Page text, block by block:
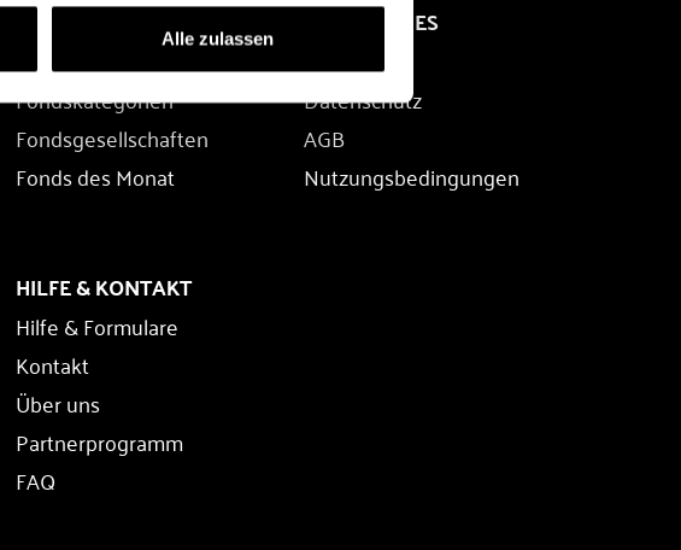
Alle zulassen
FONDS
Fondssuche
Fondskategorien
Fondsgesellschaften
Fonds des Monat
RECHTLICHES
Impressum
Datenschutz
AGB
Nutzungsbedingungen
HILFE & KONTAKT
Hilfe & Formulare
Kontakt
Über uns
Partnerprogramm
FAQ